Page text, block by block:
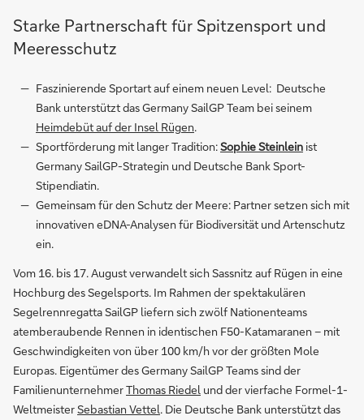
Starke Partnerschaft für Spitzensport und
Meeresschutz
Faszinierende Sportart auf einem neuen Level: Deutsche
Bank unterstützt das Germany SailGP Team bei seinem
Heimdebüt auf der Insel Rügen.
Sportförderung mit langer Tradition:Sophie Steinleinist
Germany SailGP-Strategin und Deutsche Bank Sport-
Stipendiatin.
Gemeinsam für den Schutz der Meere: Partner setzen sich mit
innovativen eDNA-Analysen für Biodiversität und Artenschutz
ein.
Vom 16. bis 17. August verwandelt sich Sassnitz auf Rügen in eine
Hochburg des Segelsports. Im Rahmen der spektakulären
Segelrennregatta SailGP liefern sich zwölf Nationenteams
atemberaubende Rennen in identischen F50-Katamaranen – mit
Geschwindigkeiten von über 100 km/h vor der größten Mole
Europas. Eigentümer des Germany SailGP Teams sind der
FamilienunternehmerThomas Riedel und der vierfache Formel-1-
WeltmeisterSebastian Vettel. Die Deutsche Bank unterstützt das